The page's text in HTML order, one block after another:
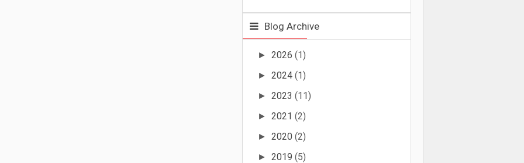
Blog Archive
► 2026 (1)
► 2024 (1)
► 2023 (11)
► 2021 (2)
► 2020 (2)
► 2019 (5)